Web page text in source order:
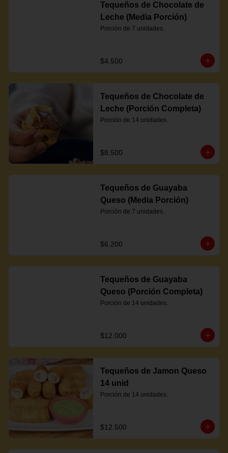
Tequeños de Chocolate de
Leche (Media Porción)
Porción de 7 unidades.
$4.500
Tequeños de Chocolate de
Leche (Porción Completa)
Porción de 14 unidades.
$8.500
Tequeños de Guayaba
Queso (Media Porción)
Porción de 7 unidades.
$6.200
Tequeños de Guayaba
Queso (Porción Completa)
Porción de 14 unidades.
$12.000
Tequeños de Jamon Queso
14 unid
Porción de 14 unidades.
$12.500